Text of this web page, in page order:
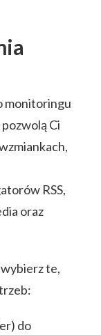
monitoringu
Ci
RSS,
oraz
te,
do